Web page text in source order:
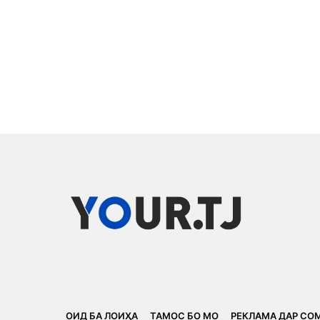
ОИД БА ЛОИҲА ТАМОС БО МО РЕКЛАМА ДАР